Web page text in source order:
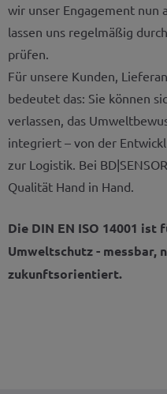
wir unser Engagement
lassen uns regelmäßig
prüfen.
Für unsere Kunden,
bedeutet das: Sie können
verlassen, das
integriert – von der
zur Logistik. Bei
Qualität Hand in Hand.
Die DIN EN ISO 14001 ist
Umweltschutz - messbar,
zukunftsorientiert.